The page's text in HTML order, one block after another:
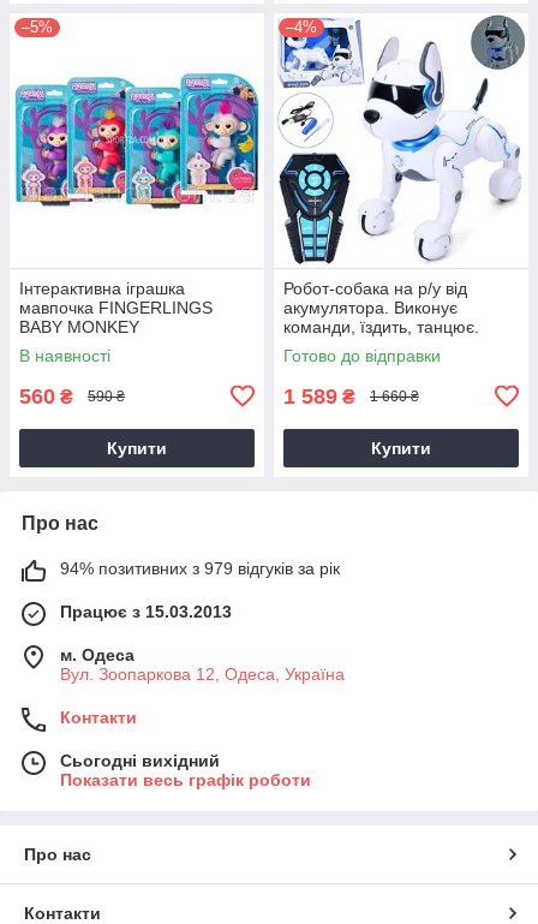
–5%
Інтерактивна іграшка
мавпочка FINGERLINGS
BABY MONKEY
В наявності
560 ₴ 590 ₴
Купити
–4%
Робот-собака на р/у від
акумулятора. Виконує
команди, їздить, танцює.
А001
Готово до відправки
1 589 ₴ 1 660 ₴
Купити
Про нас
94% позитивних з 979 відгуків за рік
Працює з 15.03.2013
м. Одеса
Вул. Зоопаркова 12, Одеса, Україна
Контакти
Сьогодні вихідний
Показати весь графік роботи
Про нас
Контакти